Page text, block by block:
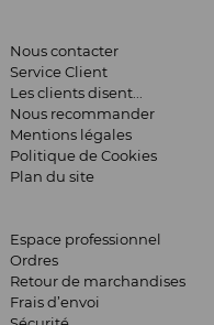
Nous contacter
Service Client
Les clients disent...
Nous recommander
Mentions légales
Politique de Cookies
Plan du site
Espace professionnel
Ordres
Retour de marchandises
Frais d’envoi